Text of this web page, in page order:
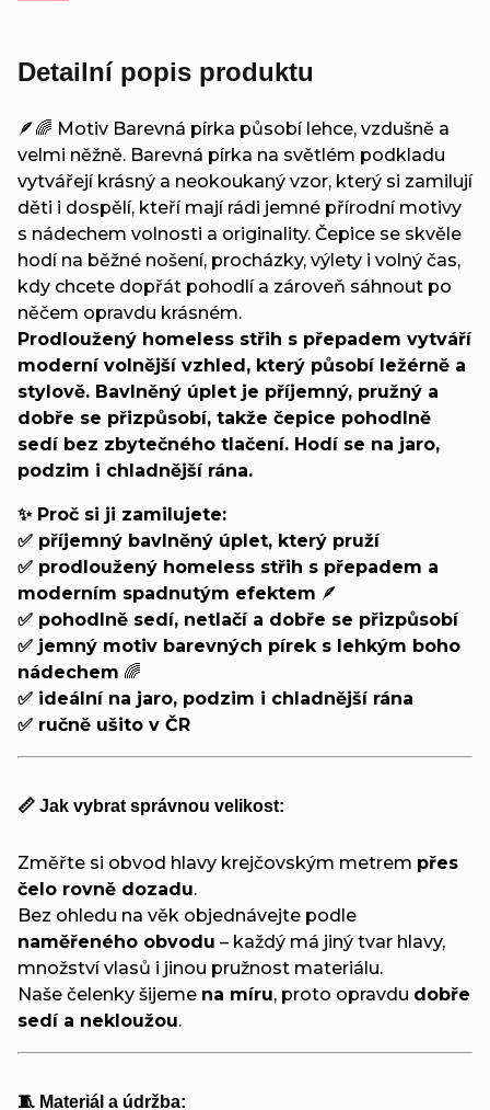
Detailní popis produktu
🪶🌈 Motiv Barevná pírka působí lehce, vzdušně a
velmi něžně. Barevná pírka na světlém podkladu
vytvářejí krásný a neokoukaný vzor, který si zamilují
děti i dospělí, kteří mají rádi jemné přírodní motivy
s nádechem volnosti a originality. Čepice se skvěle
hodí na běžné nošení, procházky, výlety i volný čas,
kdy chcete dopřát pohodlí a zároveň sáhnout po
něčem opravdu krásném.
Prodloužený homeless střih s přepadem vytváří
moderní volnější vzhled, který působí ležérně a
stylově. Bavlněný úplet je příjemný, pružný a
dobře se přizpůsobí, takže čepice pohodlně
sedí bez zbytečného tlačení. Hodí se na jaro,
podzim i chladnější rána.
✨ Proč si ji zamilujete:
✅ příjemný bavlněný úplet, který pruží
✅ prodloužený homeless střih s přepadem a
moderním spadnutým efektem 🪶
✅ pohodlně sedí, netlačí a dobře se přizpůsobí
✅ jemný motiv barevných pírek s lehkým boho
nádechem 🌈
✅ ideální na jaro, podzim i chladnější rána
✅ ručně ušito v ČR
📏 Jak vybrat správnou velikost:
Změřte si obvod hlavy krejčovským metrem přes
čelo rovně dozadu.
Bez ohledu na věk objednávejte podle
naměřeného obvodu – každý má jiný tvar hlavy,
množství vlasů i jinou pružnost materiálu.
Naše čelenky šijeme na míru, proto opravdu dobře
sedí a nekloužou.
🧵 Materiál a údržba: